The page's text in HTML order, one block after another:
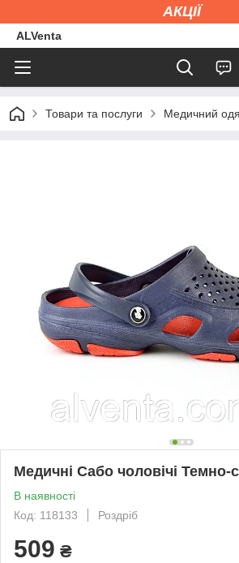
АКЦІЇ
ALVenta
Товари та послуги Медичний
Медичні Сабо чоловічі Темно-
В наявності
Код: 118133
Роздріб
509 ₴